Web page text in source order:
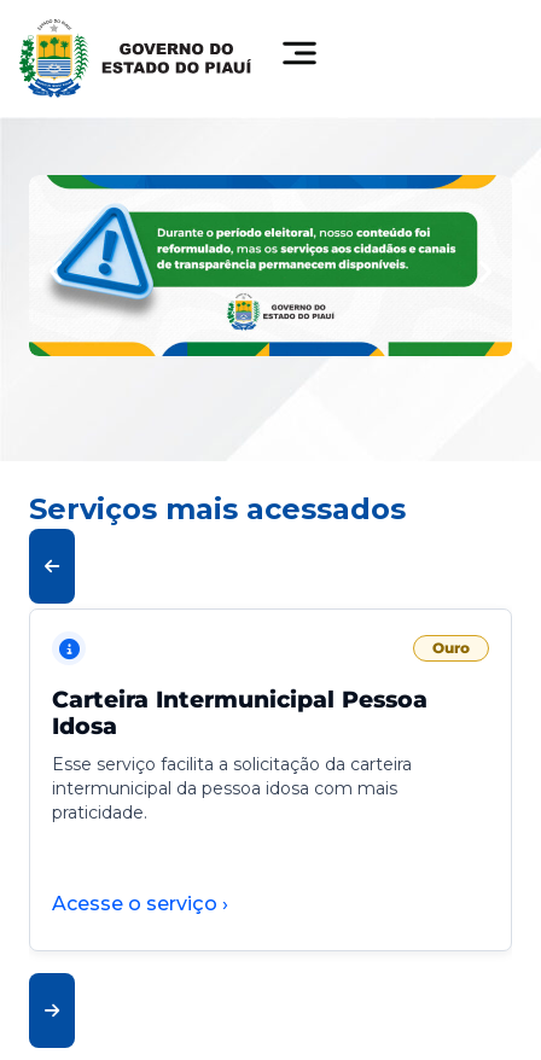
Serviços mais acessados
Ouro
Carteira Intermunicipal Pessoa
Idosa
Esse serviço facilita a solicitação da carteira
intermunicipal da pessoa idosa com mais
praticidade.
Acesse o serviço ›